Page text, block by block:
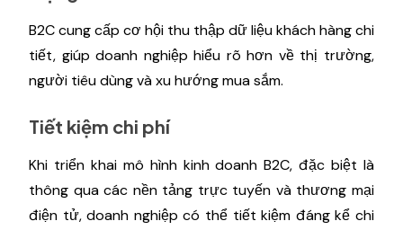
B2C cung cấp cơ hội thu thập dữ liệu khách hàng chi
tiết, giúp doanh nghiệp hiểu rõ hơn về thị trường,
người tiêu dùng và xu hướng mua sắm.
Tiết kiệm chi phí
Khi triển khai mô hình kinh doanh B2C, đặc biệt là
thông qua các nền tảng trực tuyến và thương mại
điện tử, doanh nghiệp có thể tiết kiệm đáng kể chi